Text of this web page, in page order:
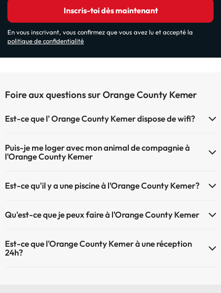
Inscris-toi dès maintenant
En vous inscrivant, vous confirmez que vous avez lu et accepté la
politique de confidentialité
Foire aux questions sur Orange County Kemer
Est-ce que l' Orange County Kemer dispose de wifi?
Puis-je me loger avec mon animal de compagnie à
l'Orange County Kemer
pas admis.
Est-ce qu'il y a une piscine à l'Orange County Kemer?
plus d'info sur la piscine et d'autres installations.
Piscine infantile (en été)
Qu'est-ce que je peux faire à l'Orange County Kemer
peuvent être payantes) :
Est-ce que l'Orange County Kemer à une réception
24h?